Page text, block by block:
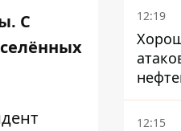
С
12:19
12:15